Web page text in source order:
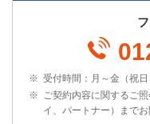
※ 受付時間：月～金（祝
※ ご契約内容に関するご
イ、パートナー）までお